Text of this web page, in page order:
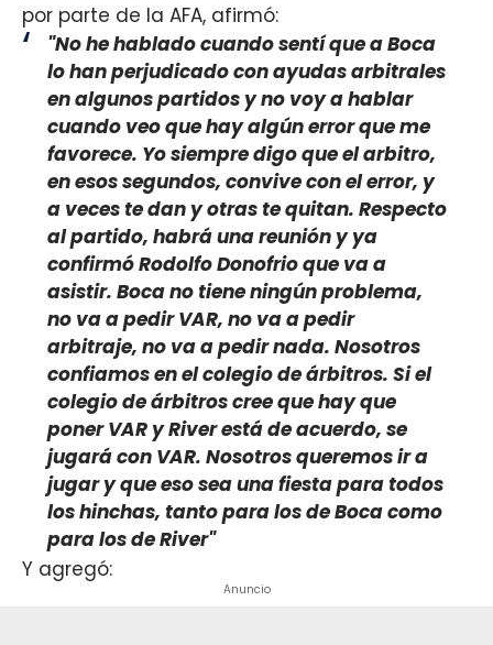
por parte de la AFA, afirmó:
"No he hablado cuando sentí que a Boca
lo han perjudicado con ayudas arbitrales
en algunos partidos y no voy a hablar
cuando veo que hay algún error que me
favorece. Yo siempre digo que el arbitro,
en esos segundos, convive con el error, y
a veces te dan y otras te quitan. Respecto
al partido, habrá una reunión y ya
confirmó Rodolfo Donofrio que va a
asistir. Boca no tiene ningún problema,
no va a pedir VAR, no va a pedir
arbitraje, no va a pedir nada. Nosotros
confiamos en el colegio de árbitros. Si el
colegio de árbitros cree que hay que
poner VAR y River está de acuerdo, se
jugará con VAR. Nosotros queremos ir a
jugar y que eso sea una fiesta para todos
los hinchas, tanto para los de Boca como
para los de River"
Y agregó:
Anuncio